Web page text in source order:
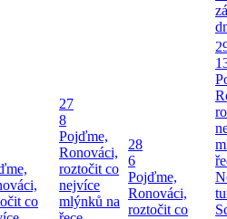
co
27
8
Pojďme,
Ronováci,
roztočit co
nejvíce
mlýnků na
28
6
Pojďme,
Ronováci,
roztočit co